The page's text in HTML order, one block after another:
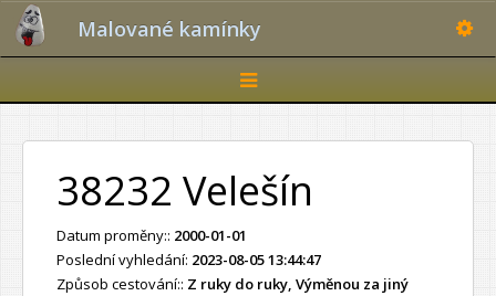
Malované kamínky
Toggle
navigation
38232 Velešín
Datum proměny:: 2000-01-01
Poslední vyhledání: 2023-08-05 13:44:47
Způsob cestování:: Z ruky do ruky, Výměnou za jiný